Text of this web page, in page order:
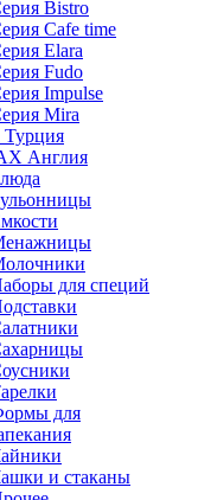
Bistro
Cafe time
Elara
Fudo
Impulse
Mira
Турция
Англия
для специй
для
и стаканы